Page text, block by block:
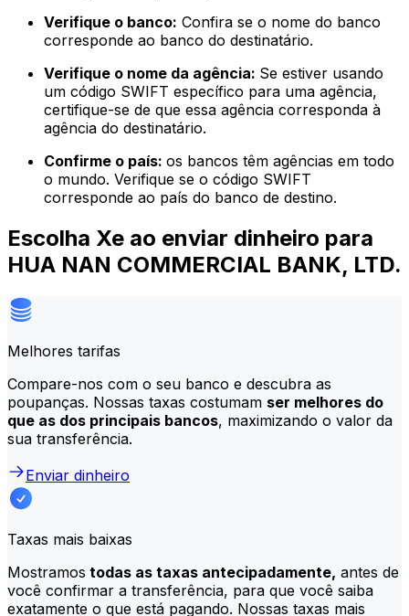
Verifique o banco: Confira se o nome do banco
corresponde ao banco do destinatário.
Verifique o nome da agência: Se estiver usando
um código SWIFT específico para uma agência,
certifique-se de que essa agência corresponda à
agência do destinatário.
Confirme o país: os bancos têm agências em todo
o mundo. Verifique se o código SWIFT
corresponde ao país do banco de destino.
Escolha Xe ao enviar dinheiro para
HUA NAN COMMERCIAL BANK, LTD.
Melhores tarifas
Compare-nos com o seu banco e descubra as
poupanças. Nossas taxas costumam ser melhores do
que as dos principais bancos, maximizando o valor da
sua transferência.
Enviar dinheiro
Taxas mais baixas
Mostramos todas as taxas antecipadamente, antes de
você confirmar a transferência, para que você saiba
exatamente o que está pagando. Nossas taxas mais